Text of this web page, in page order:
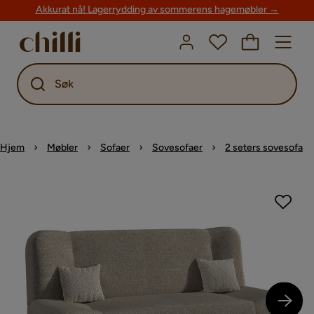
Akkurat nå! Lagerrydding av sommerens hagemøbler →
Søk
Hjem Møbler Sofaer Sovesofaer 2 seters sovesofa